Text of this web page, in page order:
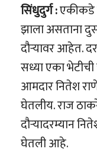
सिंधुदुर्ग :एकीकडे
झाला असताना
दौऱ्यावर आहेत.
सध्या एका
आमदार नितेश
घेतलीय. राज
दौऱ्यादरम्यान
घेतली आहे.